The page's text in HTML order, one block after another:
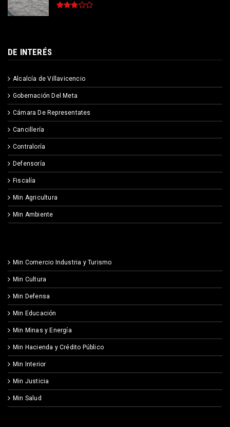
DE INTERÉS
Alcalcía de Villavicencio
Gobernación Del Meta
Cámara De Representates
Cancillería
Contraloría
Defensoría
Fiscalía
Min Agricultura
Min Ambiente
Min Comercio Industria y Turismo
Min Cultura
Min Defensa
Min Educación
Min Minas y Energía
Min Hacienda y Crédito Público
Min Interior
Min Justicia
Min Salud